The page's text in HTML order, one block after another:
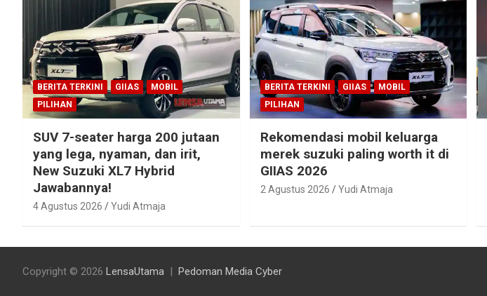
BERITA TERKINI GIIAS
MOBIL
PILIHAN
SUV 7-seater harga 200 jutaan
yang lega, nyaman, dan irit,
New Suzuki XL7 Hybrid
Jawabannya!
4 Agustus 2026 Yudi Atmaja
BERITA TERKINI GIIAS
MOBIL
PILIHAN
Rekomendasi mobil keluarga
merek suzuki paling worth it di
GIIAS 2026
2 Agustus 2026 Yudi Atmaja
Copyright © 2026 LensaUtama Pedoman Media Cyber